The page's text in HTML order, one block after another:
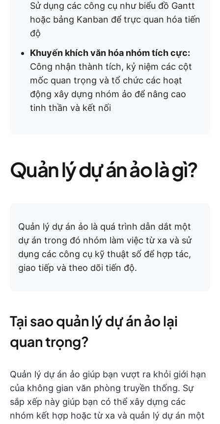
Sử dụng các công cụ như biểu đồ Gantt
hoặc bảng Kanban để trực quan hóa tiến
độ
Khuyến khích văn hóa nhóm tích cực:
Công nhận thành tích, kỷ niệm các cột
mốc quan trọng và tổ chức các hoạt
động xây dựng nhóm ảo để nâng cao
tinh thần và kết nối
Quản lý dự án ảo là gì?
Quản lý dự án ảo là quá trình dẫn dắt một
dự án trong đó nhóm làm việc từ xa và sử
dụng các công cụ kỹ thuật số để hợp tác,
giao tiếp và theo dõi tiến độ.
Tại sao quản lý dự án ảo lại
quan trọng?
Quản lý dự án ảo giúp bạn vượt ra khỏi giới hạn
của không gian văn phòng truyền thống. Sự
sắp xếp này giúp bạn có thể xây dựng các
nhóm kết hợp hoặc từ xa và quản lý dự án một